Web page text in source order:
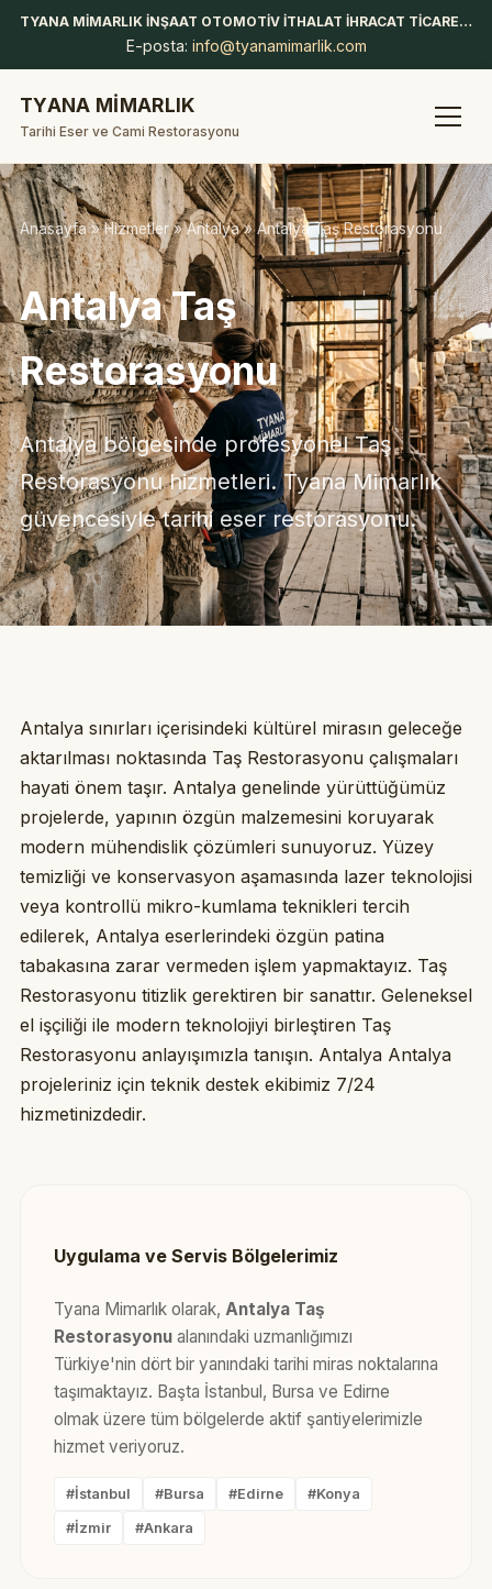
TYANA MİMARLIK İNŞAAT OTOMOTİV İTHALAT İHRACAT TİCARET LİMİTED ŞİRKETİ
E-posta: info@tyanamimarlik.com
TYANA MİMARLIK
Tarihi Eser ve Cami Restorasyonu
Anasayfa»Hizmetler»Antalya» Antalya Taş Restorasyonu
Antalya Taş
Restorasyonu
Antalya bölgesinde profesyonel Taş
Restorasyonu hizmetleri. Tyana Mimarlık
güvencesiyle tarihi eser restorasyonu.
Antalya sınırları içerisindeki kültürel mirasın geleceğe
aktarılması noktasında Taş Restorasyonu çalışmaları
hayati önem taşır. Antalya genelinde yürüttüğümüz
projelerde, yapının özgün malzemesini koruyarak
modern mühendislik çözümleri sunuyoruz. Yüzey
temizliği ve konservasyon aşamasında lazer teknolojisi
veya kontrollü mikro-kumlama teknikleri tercih
edilerek, Antalya eserlerindeki özgün patina
tabakasına zarar vermeden işlem yapmaktayız. Taş
Restorasyonu titizlik gerektiren bir sanattır. Geleneksel
el işçiliği ile modern teknolojiyi birleştiren Taş
Restorasyonu anlayışımızla tanışın. Antalya Antalya
projeleriniz için teknik destek ekibimiz 7/24
hizmetinizdedir.
Uygulama ve Servis Bölgelerimiz
Tyana Mimarlık olarak, Antalya Taş
Restorasyonualanındaki uzmanlığımızı
Türkiye'nin dört bir yanındaki tarihi miras noktalarına
taşımaktayız. Başta İstanbul, Bursa ve Edirne
olmak üzere tüm bölgelerde aktif şantiyelerimizle
hizmet veriyoruz.
#İstanbul #Bursa #Edirne #Konya
#İzmir #Ankara